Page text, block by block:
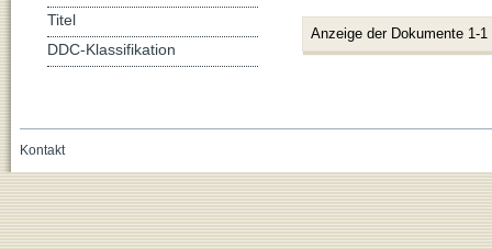
Anzeige der Dokumente 1-1
Titel
DDC-Klassifikation
Kontakt